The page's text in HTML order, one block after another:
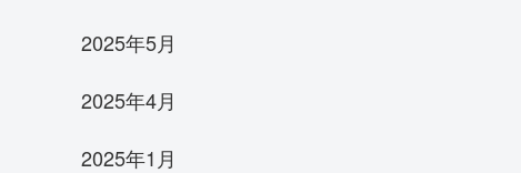
2025年5月
2025年4月
2025年1月